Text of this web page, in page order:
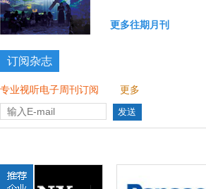
更多往期月刊
订阅杂志
专业视听电子周刊订阅 更多